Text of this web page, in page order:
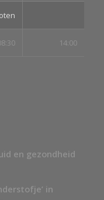
14:00
en gezondheid
in